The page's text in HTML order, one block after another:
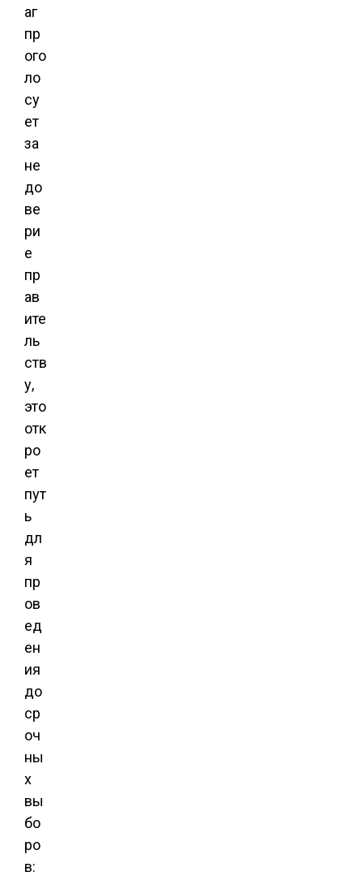
аг
пр
ого
ло
су
ет
за
не
до
ве
ри
е
пр
ав
ите
ль
ств
у,
это
отк
ро
ет
пут
ь
дл
я
пр
ов
ед
ен
ия
до
ср
оч
ны
х
вы
бо
ро
в: